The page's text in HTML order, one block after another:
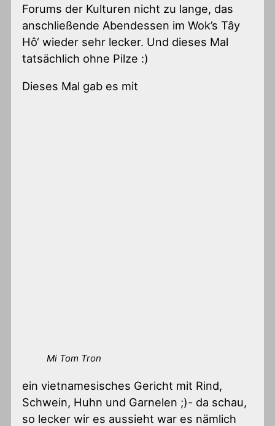
Forums der Kulturen nicht zu lange, das
anschließende Abendessen im Wok’s Tây
Hô‘ wieder sehr lecker. Und dieses Mal
tatsächlich ohne Pilze :)
Dieses Mal gab es mit
Mi Tom Tron
ein vietnamesisches Gericht mit Rind,
Schwein, Huhn und Garnelen ;)- da schau,
so lecker wir es aussieht war es nämlich